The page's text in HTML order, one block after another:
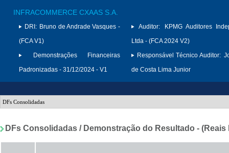
INFRACOMMERCE CXAAS S.A.
DRI: Bruno de Andrade Vasques -
(FCA V1)
Demonstrações Financeiras
Padronizadas - 31/12/2024 - V1
Auditor:
KPMG Auditores
Ltda - (FCA 2024 V2)
Responsável Técnico Auditor:
de Costa Lima Junior